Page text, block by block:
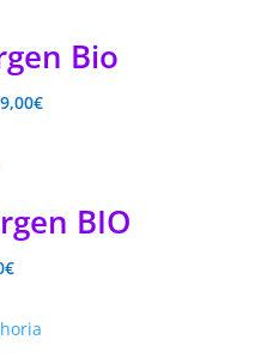
Bio
9,00€Rango
6,00€BIO
€